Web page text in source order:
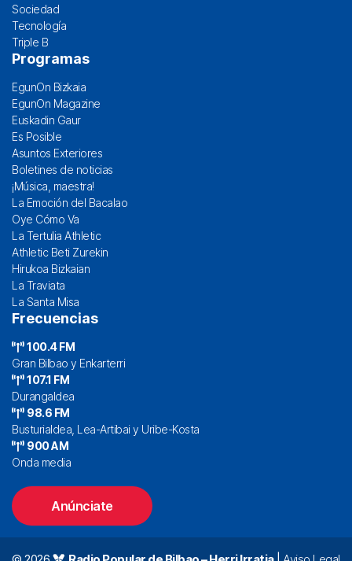
Sociedad
Tecnología
Triple B
Programas
EgunOn Bizkaia
EgunOn Magazine
Euskadin Gaur
Es Posible
Asuntos Exteriores
Boletines de noticias
¡Música, maestra!
La Emoción del Bacalao
Oye Cómo Va
La Tertulia Athletic
Athletic Beti Zurekin
Hirukoa Bizkaian
La Traviata
La Santa Misa
Frecuencias
100.4 FM
Gran Bilbao y Enkarterri
107.1 FM
Durangaldea
98.6 FM
Busturialdea, Lea-Artibai y Uribe-Kosta
900 AM
Onda media
Anúnciate